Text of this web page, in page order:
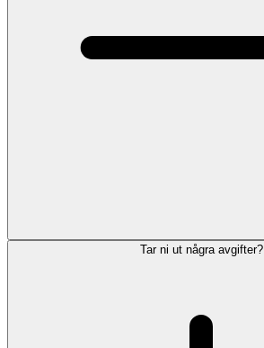
Tar ni ut några avgifter?